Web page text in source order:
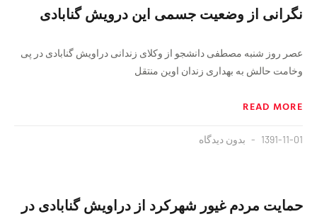
نگرانی از وضعیت جسمی این درویش گنابادی
عصر روز شنبه مصطفی دانشجو از وکلای زندانی دراویش گنابادی در پی
وخامت حالش به بهداری زندان اوین منتقل
READ MORE
1391-11-01 بدون دیدگاه
حمایت مردم غیور شهرکرد از دراویش گنابادی در